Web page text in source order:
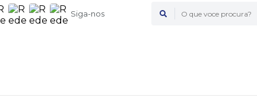
Siga-nos O que voce procura?